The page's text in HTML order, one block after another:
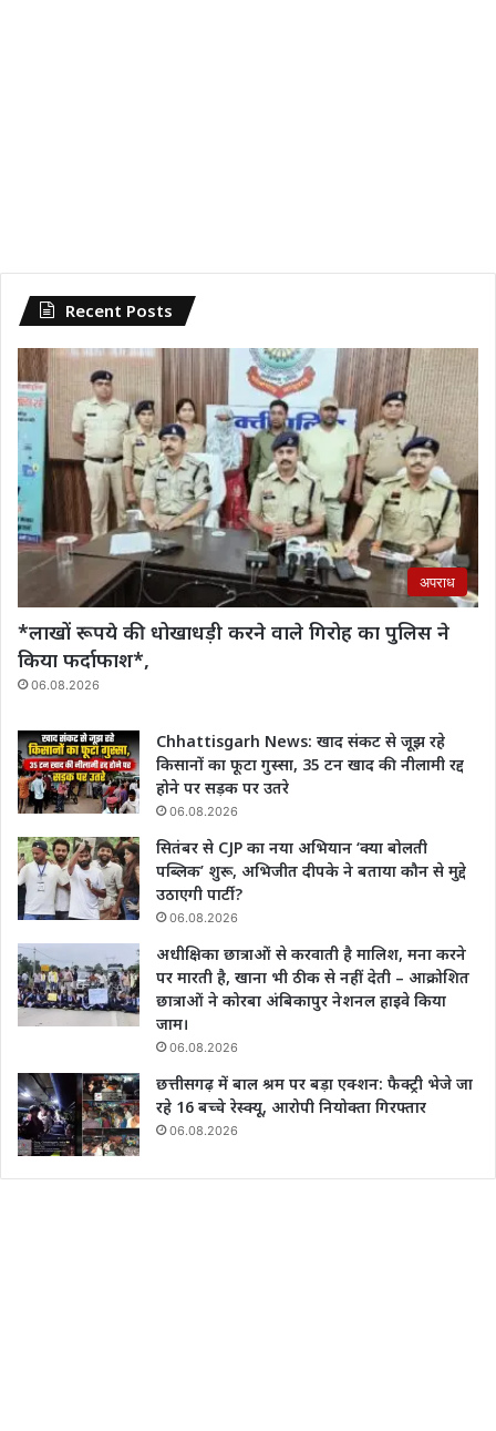
Recent Posts
अपराध
*लाखों रूपये की धोखाधड़ी करने वाले गिरोह का पुलिस ने
किया फर्दाफाश*,
06.08.2026
Chhattisgarh News: खाद संकट से जूझ रहे
किसानों का फूटा गुस्सा, 35 टन खाद की नीलामी रद्द
होने पर सड़क पर उतरे
06.08.2026
सितंबर से CJP का नया अभियान ‘क्या बोलती
पब्लिक’ शुरू, अभिजीत दीपके ने बताया कौन से मुद्दे
उठाएगी पार्टी?
06.08.2026
अधीक्षिका छात्राओं से करवाती है मालिश, मना करने
पर मारती है, खाना भी ठीक से नहीं देती – आक्रोशित
छात्राओं ने कोरबा अंबिकापुर नेशनल हाइवे किया
जाम।
06.08.2026
छत्तीसगढ़ में बाल श्रम पर बड़ा एक्शन: फैक्ट्री भेजे जा
रहे 16 बच्चे रेस्क्यू, आरोपी नियोक्ता गिरफ्तार
06.08.2026